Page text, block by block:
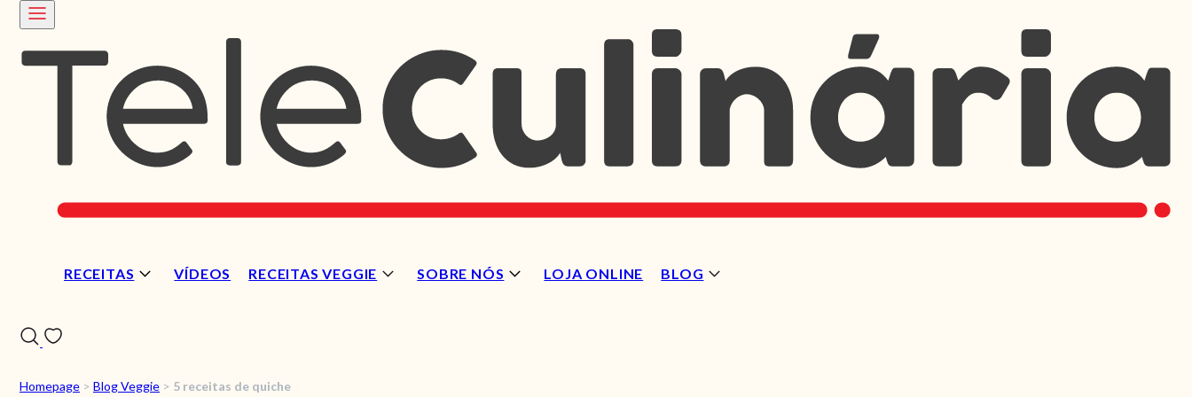
RECEITAS VÍDEOS RECEITAS VEGGIE SOBRE NÓS LOJA ONLINE BLOG
Homepage > Blog Veggie > 5 receitas de quiche